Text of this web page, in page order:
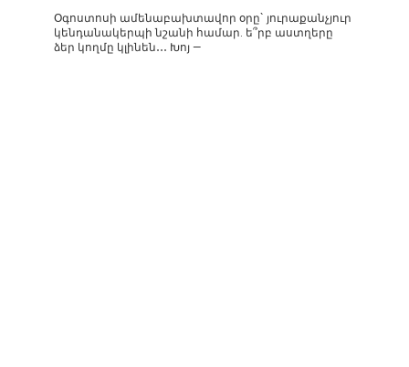
Օգոստոսի ամենաբախտավոր օրը` յուրաքանչյուր
կենդանակերպի նշանի համար. ե՞րբ աստղերը
ձեր կողմը կլինեն․․․ Խոյ —